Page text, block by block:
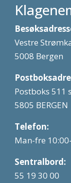
Vestre
5008 Bergen
Postboks 511
5805 BERGEN
Telefon:
Man-fre
Sentralbord:
55 19 30 00